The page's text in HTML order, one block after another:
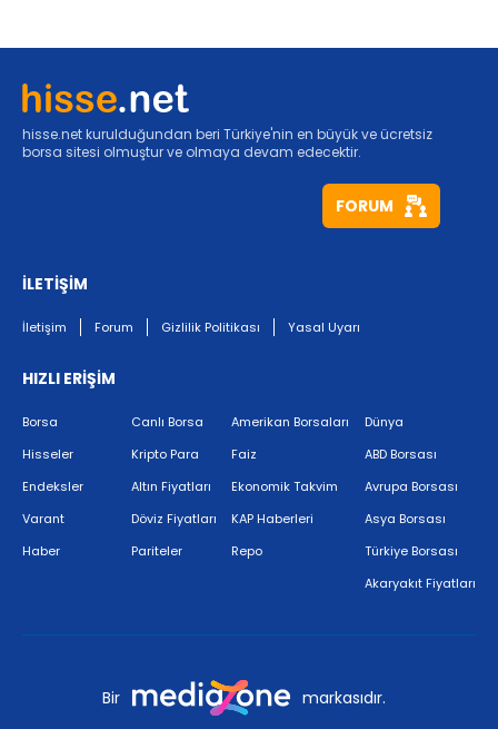
hisse.net kurulduğundan beri Türkiye'nin en büyük ve ücretsiz
borsa sitesi olmuştur ve olmaya devam edecektir.
FORUM
İLETİŞİM
İletişim Forum Gizlilik Politikası Yasal Uyarı
HIZLI ERİŞİM
Borsa
Hisseler
Endeksler
Varant
Haber
Canlı Borsa
Kripto Para
Altın Fiyatları
Döviz Fiyatları
Pariteler
Amerikan Borsaları
Faiz
Ekonomik Takvim
KAP Haberleri
Repo
Dünya
ABD Borsası
Avrupa Borsası
Asya Borsası
Türkiye Borsası
Akaryakıt Fiyatları
Bir markasıdır.